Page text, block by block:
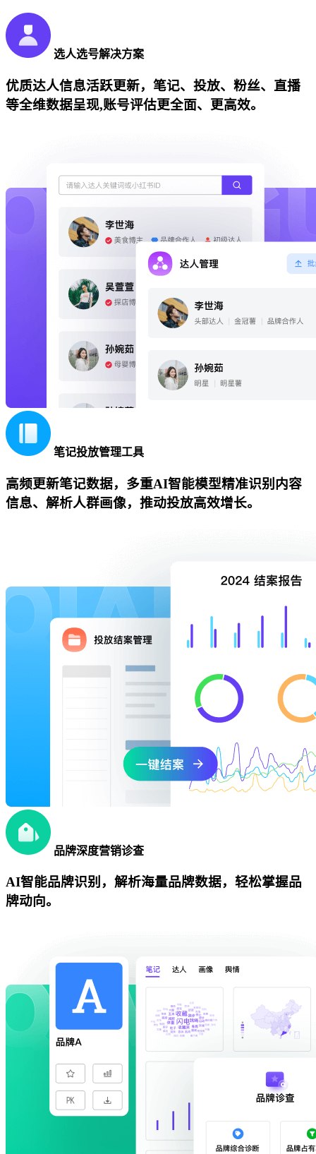
选人选号解决方案
优质达人信息活跃更新，笔记、投放、粉丝、直播
等全维数据呈现,账号评估更全面、更高效。
笔记投放管理工具
高频更新笔记数据，多重AI智能模型精准识别内容
信息、解析人群画像，推动投放高效增长。
品牌深度营销诊查
AI智能品牌识别，解析海量品牌数据，轻松掌握品
牌动向。